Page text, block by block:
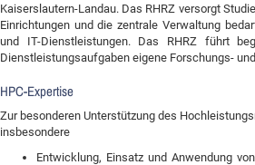
Kaiserslautern-Landau. Das RHRZ versorgt
Einrichtungen und die zentrale Verwaltung
und IT-Dienstleistungen. Das RHRZ führt
Dienstleistungsaufgaben eigene Forschungs-
HPC-Expertise
Zur besonderen Unterstützung des
insbesondere
Entwicklung, Einsatz und Anwendung